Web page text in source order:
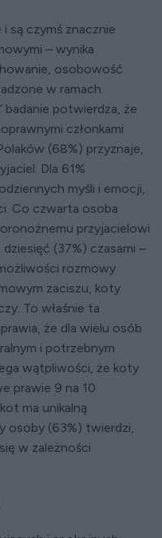
są czymś znacznie
– wynika
osobowość
w ramach
badanie potwierdza, że
członkami
(68%) przyznaje,
Dla 61%
myśli i emocji,
Co czwarta osoba
przyjacielowi
(37%) czasami –
rozmowy
zaciszu, koty
To właśnie ta
że dla wielu osób
i potrzebnym
wątpliwości, że koty
prawie 9 na 10
ma unikalną
osoby (63%) twierdzi,
w zależności